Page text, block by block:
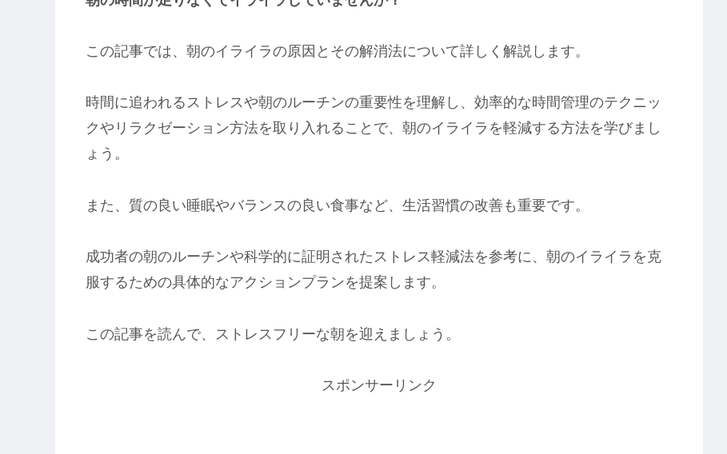
この記事では、朝のイライラの原因とその解消法について詳しく解説します。
時間に追われるストレスや朝のルーチンの重要性を理解し、効率的な時間管理のテクニッ
クやリラクゼーション方法を取り入れることで、朝のイライラを軽減する方法を学びまし
ょう。
また、質の良い睡眠やバランスの良い食事など、生活習慣の改善も重要です。
成功者の朝のルーチンや科学的に証明されたストレス軽減法を参考に、朝のイライラを克
服するための具体的なアクションプランを提案します。
この記事を読んで、ストレスフリーな朝を迎えましょう。
スポンサーリンク